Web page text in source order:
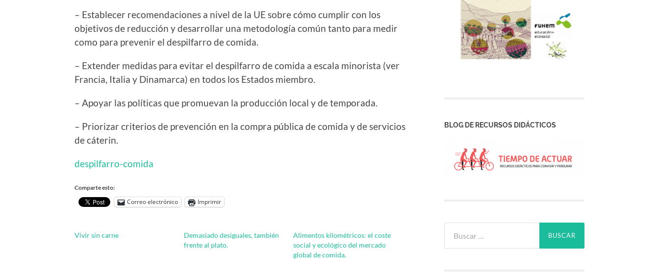
– Establecer recomendaciones a nivel de la UE sobre cómo cumplir con los
objetivos de reducción y desarrollar una metodología común tanto para medir
como para prevenir el despilfarro de comida.
– Extender medidas para evitar el despilfarro de comida a escala minorista (ver
Francia, Italia y Dinamarca) en todos los Estados miembro.
– Apoyar las políticas que promuevan la producción local y de temporada.
– Priorizar criterios de prevención en la compra pública de comida y de servicios
de cáterin.
despilfarro-comida
Comparte esto:
Correo electrónico Imprimir
Vivir sin carne
Demasiado desiguales, también
frente al plato.
Alimentos kilométricos: el coste
social y ecológico del mercado
global de comida.
BLOG DE RECURSOS DIDÁCTICOS